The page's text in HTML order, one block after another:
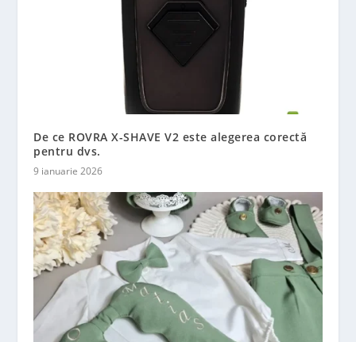
De ce ROVRA X-SHAVE V2 este alegerea corectă
pentru dvs.
9 ianuarie 2026